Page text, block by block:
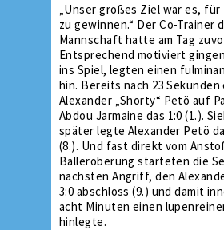
„Unser großes Ziel war es, für
zu gewinnen.“ Der Co-Trainer
Mannschaft hatte am Tag
Entsprechend motiviert
ins Spiel, legten einen
hin. Bereits nach 23
Alexander „Shorty“ Petö auf
Abdou Jarmaine das 1:0 (1.).
später legte Alexander Petö
(8.). Und fast direkt vom
Balleroberung starteten die
nächsten Angriff, den
3:0 abschloss (9.) und damit
acht Minuten einen
hinlegte.